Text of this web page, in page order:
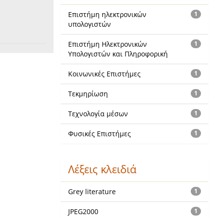
1
Επιστήμη ηλεκτρονικών
υπολογιστών
1
Επιστήμη Ηλεκτρονικών
Υπολογιστών και Πληροφορική
1
Κοινωνικές Επιστήμες
1
Τεκμηρίωση
1
Τεχνολογία μέσων
1
Φυσικές Επιστήμες
Λέξεις κλειδιά
1
Grey literature
1
JPEG2000